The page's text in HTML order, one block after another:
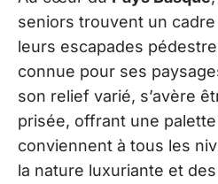
seniors trouvent un
leurs escapades
connue pour ses
son relief varié, s’avère
prisée, offrant une
conviennent à tous les
la nature luxuriante et